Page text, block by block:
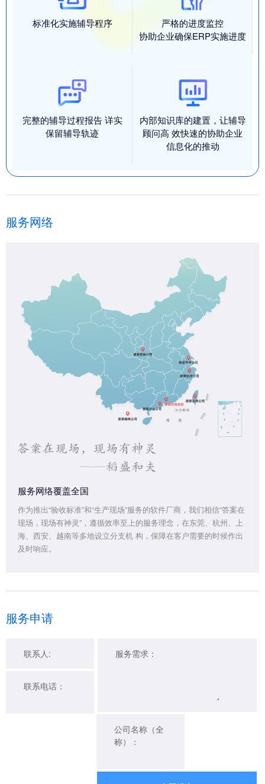
标准化实施辅导程序
严格的进度监控
协助企业确保ERP实施进度
完整的辅导过程报告 详实
保留辅导轨迹
内部知识库的建置，让辅导
顾问高 效快速的协助企业
信息化的推动
服务网络
服务网络覆盖全国
作为推出“验收标准”和“生产现场”服务的软件厂商，我们相信“答案在
现场，现场有神灵”，遵循效率至上的服务理念，在东莞、杭州、上
海、西安、越南等多地设立分支机 构，保障在客户需要的时候作出
及时响应。
服务申请
联系人: 服务需求：
联系电话：
公司名称（全
称）：